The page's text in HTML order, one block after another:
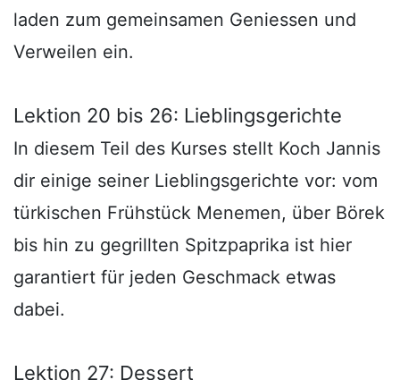
laden zum gemeinsamen Geniessen und
Verweilen ein.
Lektion 20 bis 26: Lieblingsgerichte
In diesem Teil des Kurses stellt Koch Jannis
dir einige seiner Lieblingsgerichte vor: vom
türkischen Frühstück Menemen, über Börek
bis hin zu gegrillten Spitzpaprika ist hier
garantiert für jeden Geschmack etwas
dabei.
Lektion 27: Dessert